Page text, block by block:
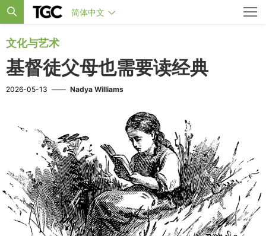
简体中文
文化与艺术
基督徒父母也需要读经典
2026-05-13 —— Nadya Williams